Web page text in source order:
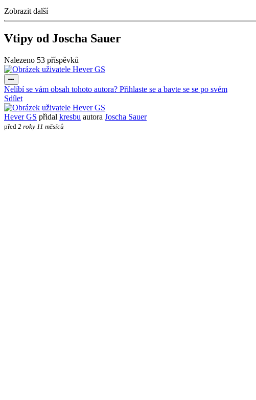
Zobrazit další
Vtipy od Joscha Sauer
Nalezeno 53 příspěvků
Nelíbí se vám obsah tohoto autora? Přihlaste se a bavte se se po svém
Sdílet
Hever GS přidal kresbu autora Joscha Sauer
před 2 roky 11 měsíců